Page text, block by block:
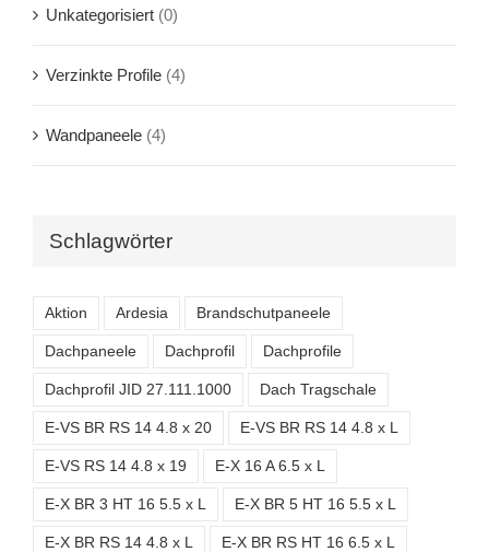
Unkategorisiert (0)
Verzinkte Profile (4)
Wandpaneele (4)
Schlagwörter
Aktion Ardesia Brandschutpaneele
Dachpaneele Dachprofil Dachprofile
Dachprofil JID 27.111.1000 Dach Tragschale
E-VS BR RS 14 4.8 x 20 E-VS BR RS 14 4.8 x L
E-VS RS 14 4.8 x 19 E-X 16 A 6.5 x L
E-X BR 3 HT 16 5.5 x L E-X BR 5 HT 16 5.5 x L
E-X BR RS 14 4.8 x L E-X BR RS HT 16 6.5 x L